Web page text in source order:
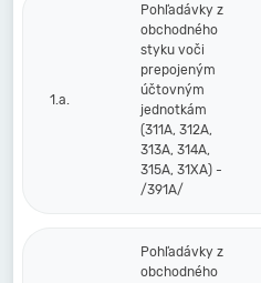
1.a.
Pohľadávky z
obchodného
styku voči
prepojeným
účtovným
jednotkám
(311A, 312A,
313A, 314A,
315A, 31XA) -
/391A/
Pohľadávky z
obchodného